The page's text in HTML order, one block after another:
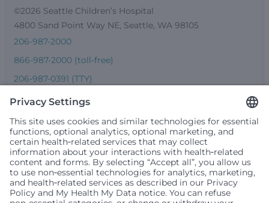
©2026 Seattle Children’s Hospital
4800 Sand Point Way NE, Seattle, WA 98105
206-987-2000
866-987-2000 (toll-free)
206-987-0391 (TTY)